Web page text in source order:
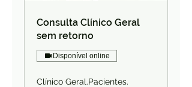
Consulta Clínico Geral
sem retorno
Disponível online
Clínico Geral.Pacientes.